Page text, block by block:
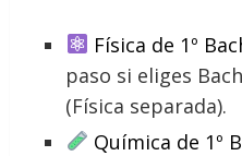
Física de 1º
paso si eliges
(Física separada).
Química de 1º